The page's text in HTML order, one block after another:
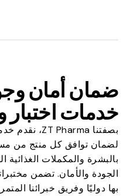
ضمان أمان
خدمات اختبار
بصفتنا ZT Pharma، نقدم خدمات
لضمان توافق كل منتج من
بالبشرة والمكملات الغذائية
الجودة والأمان. تضمن
بها دوليًا وفريق خبرائنا